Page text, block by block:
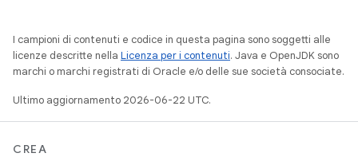
I campioni di contenuti e codice in questa pagina sono soggetti alle
licenze descritte nella Licenza per i contenuti. Java e OpenJDK sono
marchi o marchi registrati di Oracle e/o delle sue società consociate.
Ultimo aggiornamento 2026-06-22 UTC.
CREA